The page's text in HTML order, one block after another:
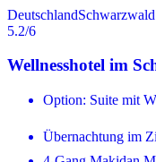
DeutschlandSchwarzwald
5.2/6
Wellnesshotel im
Option: Suite mit
Übernachtung im